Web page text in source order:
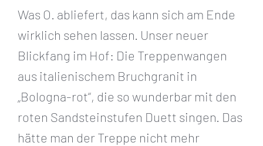
Was O. abliefert, das kann sich am Ende
wirklich sehen lassen. Unser neuer
Blickfang im Hof: Die Treppenwangen
aus italienischem Bruchgranit in
„Bologna-rot“, die so wunderbar mit den
roten Sandsteinstufen Duett singen. Das
hätte man der Treppe nicht mehr